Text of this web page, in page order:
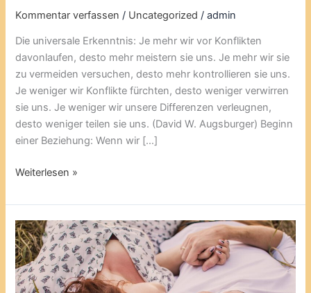
Kommentar verfassen / Uncategorized /admin
Die universale Erkenntnis: Je mehr wir vor Konflikten
davonlaufen, desto mehr meistern sie uns. Je mehr wir sie
zu vermeiden versuchen, desto mehr kontrollieren sie uns.
Je weniger wir Konflikte fürchten, desto weniger verwirren
sie uns. Je weniger wir unsere Differenzen verleugnen,
desto weniger teilen sie uns. (David W. Augsburger) Beginn
einer Beziehung: Wenn wir […]
Weiterlesen »
Seitensprung